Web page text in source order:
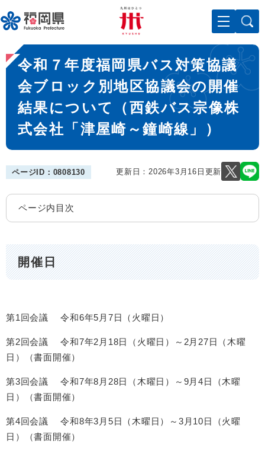
ー
ジ
先
頭
メニューを飛ばして本文へ
本
文
令和７年度福岡県バス対策協議
会ブロック別地区協議会の開催
結果について（西鉄バス宗像株
式会社「津屋崎～鐘崎線」）
ページID：0808130 更新日：2026年3月16日更新
ページ内目次
開催日
第1回会議 令和6年5月7日（火曜日）
第2回会議 令和7年2月18日（火曜日）～2月27日（木曜
日）（書面開催）
第3回会議 令和7年8月28日（木曜日）～9月4日（木曜
日）（書面開催）
第4回会議 令和8年3月5日（木曜日）～3月10日（火曜
日）（書面開催）